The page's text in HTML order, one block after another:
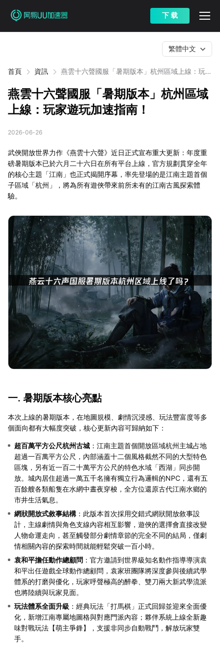
下 载
首頁 資訊
燕雲十六聲國服「暑期版本」杭州區域上線：玩家
繁體中文
燕雲十六聲國服「暑期版本」杭州區域
上線：玩家遊玩加速指南！
2026-06-26
武俠開放世界力作《燕雲十六聲》近日正式宣布重大更新：年度重
磅暑期版本已於六月二十六日在所有平台上線，官方規劃貫穿全年
的核心主題「江南」也正式揭開序幕，率先登場的是江南主題首個
子區域「杭州」，將為所有遊俠帶來前所未有的江南古風探索體
驗。
一. 暑期版本核心亮點
本次上線的暑期版本，在地圖規模、劇情沉浸感、玩法豐富度等多
個面向都有大幅度突破，核心更新內容可歸納如下：
超百萬平方公尺杭州古城 ：江南主題首個開放區域杭州主城占地
超過一百萬平方公尺，內部涵蓋十二個風格截然不同的大型特色
區塊，另有近一百二十萬平方公尺的特色水域「西湖」同步開
放。城內居住超過一萬五千名擁有獨立行為邏輯的NPC，還有五
百餘艘各類船隻在水網中晝夜穿梭，全方位還原古代江南水鄉的
市井生活氣息。
網狀開放式敘事結構：此版本首次採用交錯式網狀開放敘事設
計，主線劇情與角色支線內容相互影響，遊俠的選擇會直接改變
人物命運走向，甚至觸發部分劇情章節的完全不同的結局，僅劇
情相關內容的探索時間就能輕鬆突破一百小時。
袁和平擔任動作總顧問 ：官方邀請到世界級知名動作指導導演袁
和平出任遊戲全球動作總顧問，袁家班團隊將深度參與後續武學
體系的打磨與優化，玩家呼聲極高的醉拳、雙刀兩大新武學流派
也將陸續與玩家見面。
玩法體系全面升級 ：經典玩法「打馬棋」正式回歸並迎來全面優
化，新增江南專屬地圖格與對應門派內容；夥伴系統上線全新趣
味對戰玩法【萌主爭鋒】，支援非同步自動戰鬥，解放玩家雙
手。